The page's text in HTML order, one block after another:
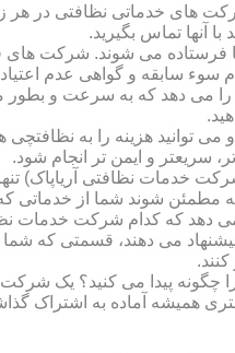
های خدماتی نظافتی در هر
با آنها تماس بگیرید.
فرستاده می شوند. شرکت های
سوء سابقه و گواهی عدم
را می دهد که به سرعت و بطور
توانید هزینه را به
سریعتر و ایمن تر انجام شود.
خدمات نظافتی آریاپاک)
مطمئن شوند شما از خدماتی
دهد که کدام شرکت خدمات
می دهند، قسمتی که شما
چگونه پیدا می کنید؟ یک
همیشه آماده به اشتراک